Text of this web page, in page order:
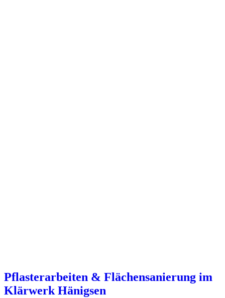
Pflasterarbeiten & Flächensanierung im
Klärwerk Hänigsen